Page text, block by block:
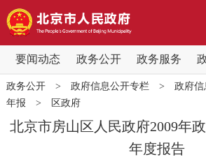
要闻动态 政务公开 政务服务
要闻动态
党中央精神 国务院信息
北京要闻 会议信息
政务公开> 政府信息公开专栏> 政府信
年报 > 区政府
北京市房山区人民政府2009年
年度报告